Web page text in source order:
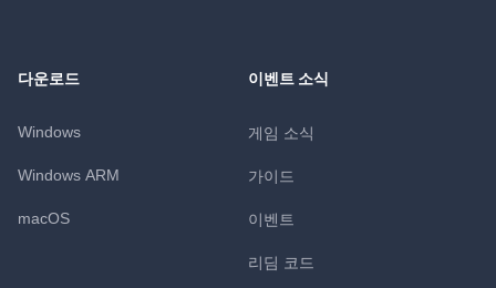
다운로드
Windows
Windows ARM
macOS
이벤트 소식
게임 소식
가이드
이벤트
리딤 코드